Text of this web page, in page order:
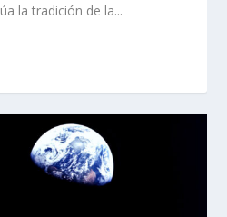
la tradición de la...